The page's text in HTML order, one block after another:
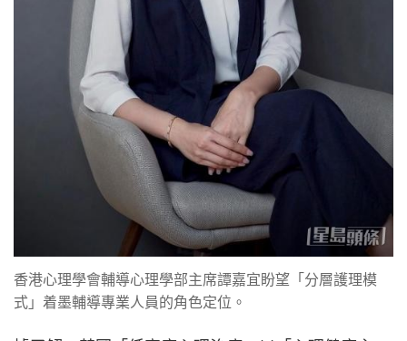
香港心理學會輔導心理學部主席譚嘉宜盼望「分層護理模
式」着墨輔導專業人員的角色定位。